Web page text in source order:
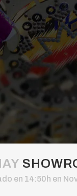
en 14:50h en